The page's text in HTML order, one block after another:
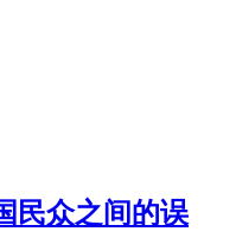
民众之间的误